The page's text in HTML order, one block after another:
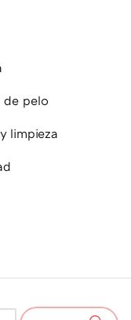
de pelo
limpieza